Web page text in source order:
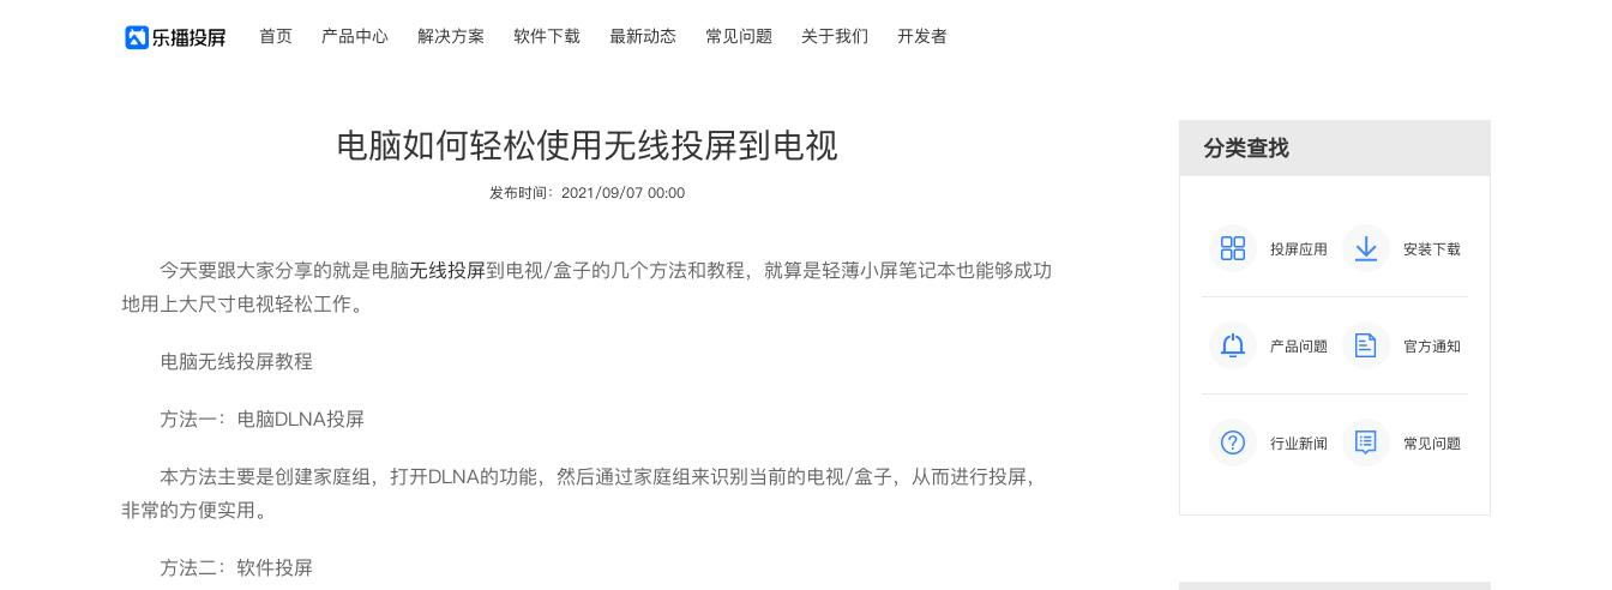
首页 产品中心 解决方案 软件下载 最新动态 常见问题 关于我们 开发者
电脑如何轻松使用无线投屏到电视
发布时间：2021/09/07 00:00
今天要跟大家分享的就是电脑无线投屏到电视/盒子的几个方法和教程，就算是轻薄小屏笔记本也能够成功
地用上大尺寸电视轻松工作。
电脑无线投屏教程
方法一：电脑DLNA投屏
本方法主要是创建家庭组，打开DLNA的功能，然后通过家庭组来识别当前的电视/盒子，从而进行投屏，
非常的方便实用。
方法二：软件投屏
分类查找
投屏应用 安装下载
产品问题 官方通知
行业新闻 常见问题